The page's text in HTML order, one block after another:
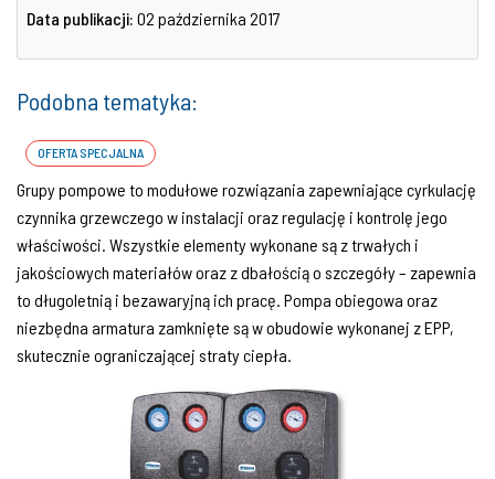
Data publikacji: 02 października 2017
Podobna tematyka:
OFERTA SPECJALNA
Grupy pompowe to modułowe rozwiązania zapewniające cyrkulację
czynnika grzewczego w instalacji oraz regulację i kontrolę jego
właściwości. Wszystkie elementy wykonane są z trwałych i
jakościowych materiałów oraz z dbałością o szczegóły – zapewnia
to długoletnią i bezawaryjną ich pracę. Pompa obiegowa oraz
niezbędna armatura zamknięte są w obudowie wykonanej z EPP,
skutecznie ograniczającej straty ciepła.